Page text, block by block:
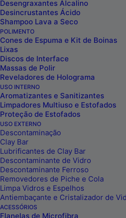
Desengraxantes Alcalino
Desincrustantes Ácido
Shampoo Lava a Seco
POLIMENTO
Cones de Espuma e Kit de Boinas
Lixas
Discos de Interface
Massas de Polir
Reveladores de Holograma
USO INTERNO
Aromatizantes e Sanitizantes
Limpadores Multiuso e Estofados
Proteção de Estofados
USO EXTERNO
Descontaminação
Clay Bar
Lubrificantes de Clay Bar
Descontaminante de Vidro
Descontaminante Ferroso
Removedores de Piche e Cola
Limpa Vidros e Espelhos
Antiembaçante e Cristalizador de
ACESSÓRIOS
Flanelas de Microfibra
ADAPTADOR DE
X 5/8 DETAILER
ADAPTADOR